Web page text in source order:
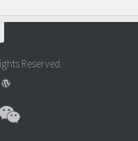
Reserved.